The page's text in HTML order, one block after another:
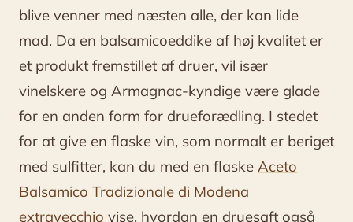
blive venner med næsten alle, der kan lide
mad. Da en balsamicoeddike af høj kvalitet er
et produkt fremstillet af druer, vil især
vinelskere og Armagnac-kyndige være glade
for en anden form for drueforædling. I stedet
for at give en flaske vin, som normalt er beriget
med sulfitter, kan du med en flaske Aceto
Balsamico Tradizionale di Modena
extravecchio vise, hvordan en druesaft også